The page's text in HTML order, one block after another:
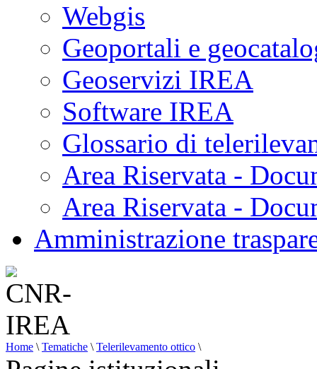
Webgis
Geoportali e
Geoservizi IREA
Software IREA
Glossario di
Area Riservata -
Area Riservata -
Amministrazione
Home \ Tematiche \ Telerilevamento ottico \